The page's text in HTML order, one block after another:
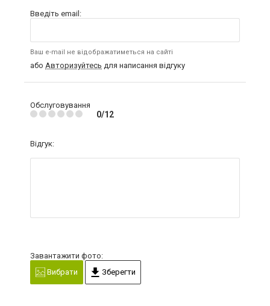
Введіть email:
Ваш e-mail не відображатиметься на сайті
або Авторизуйтесь для написання відгуку
Обслуговування
0/12
Відгук:
Завантажити фото:
Вибрати
Зберегти